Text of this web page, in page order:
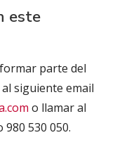
este
parte del
siguiente email
o llamar al
530 050.